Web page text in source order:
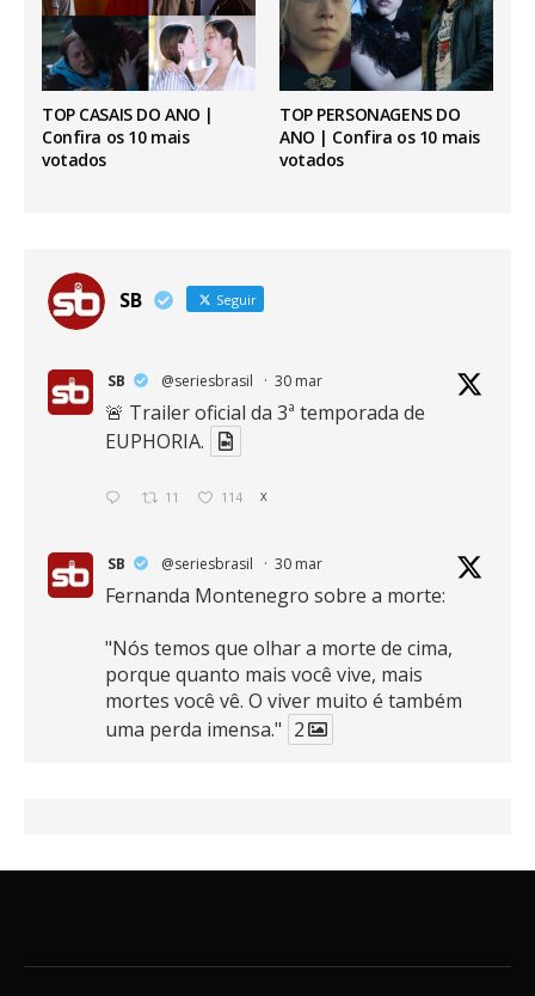
TOP CASAIS DO ANO |
Confira os 10 mais
votados
TOP PERSONAGENS DO
ANO | Confira os 10 mais
votados
SB Seguir
SB @seriesbrasil · 30 mar
🚨 Trailer oficial da 3ª temporada de
EUPHORIA.
11 114 X
SB @seriesbrasil · 30 mar
Fernanda Montenegro sobre a morte:
"Nós temos que olhar a morte de cima,
porque quanto mais você vive, mais
mortes você vê. O viver muito é também
uma perda imensa." 2
16 389 X